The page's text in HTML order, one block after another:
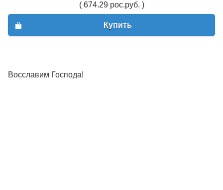
( 674.29 рос.руб. )
Купить
Восславим Господа!